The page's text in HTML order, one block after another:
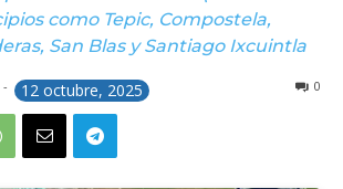
como Tepic, Compostela,
San Blas y Santiago Ixcuintla
- 12 octubre, 2025 0